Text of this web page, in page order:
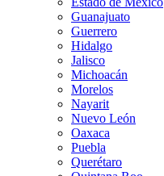
Guanajuato
Guerrero
Hidalgo
Jalisco
Michoacán
Morelos
Nayarit
Nuevo León
Oaxaca
Puebla
Querétaro